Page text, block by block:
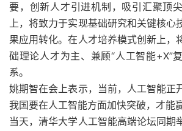
要，创新人才引进机制，吸引汇聚顶
上，将致力于实现基础研究和关键核心
果应用转化。在人才培养模式创新上，
础理论人才为主、兼顾“人工智能+X”
系。
姚期智在会上表示，当前，人工智能正
我国要在人工智能方面加快突破，才能
当天，清华大学人工智能高端论坛同期